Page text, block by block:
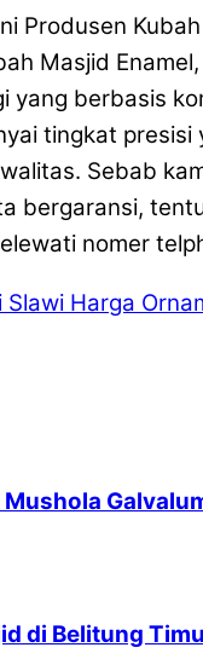
Produsen
Masjid
yang berbasis
tingkat
Sebab
bergaransi,
nomer
Slawi Harga
di Belitung